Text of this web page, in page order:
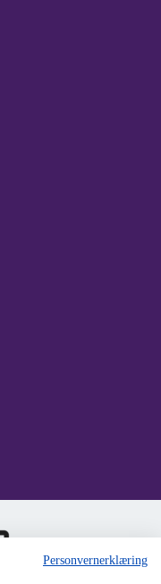
Personvernerklæring